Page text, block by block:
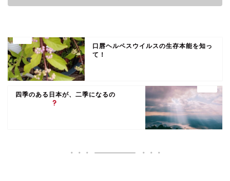
口唇ヘルペスウイルスの生存本能を知っ
て！
四季のある日本が、二季になるの